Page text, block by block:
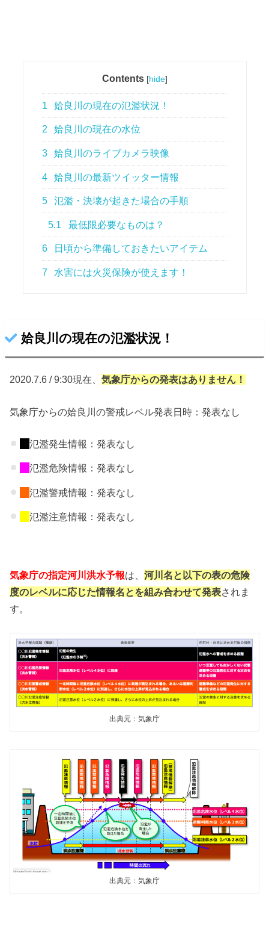
Contents [hide]
1 姶良川の現在の氾濫状況！
2 姶良川の現在の水位
3 姶良川のライブカメラ映像
4 姶良川の最新ツイッター情報
5 氾濫・決壊が起きた場合の手順
5.1 最低限必要なものは？
6 日頃から準備しておきたいアイテム
7 水害には火災保険が使えます！
姶良川の現在の氾濫状況！
2020.7.6 / 9:30現在、気象庁からの発表はありません！
気象庁からの姶良川の警戒レベル発表日時：発表なし
氾濫発生情報：発表なし
氾濫危険情報：発表なし
氾濫警戒情報：発表なし
氾濫注意情報：発表なし
気象庁の指定河川洪水予報は、河川名と以下の表の危険
度のレベルに応じた情報名とを組み合わせて発表されま
す。
出典元：気象庁
出典元：気象庁